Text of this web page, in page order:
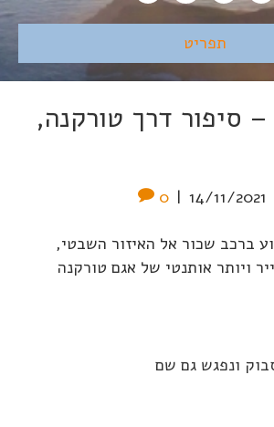
תפריט
סיפור דרך טורקנה,
14/11/2021
|
0
ברכב שכור אל האיזור השבטי,
ויותר אותנטי של אגם טורקנה
ונפגש גם שם